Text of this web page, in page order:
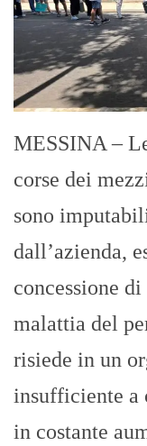
MESSINA –
corse dei
sono
dall’azienda,
concessione
malattia del
risiede in un
insufficiente a
in costante